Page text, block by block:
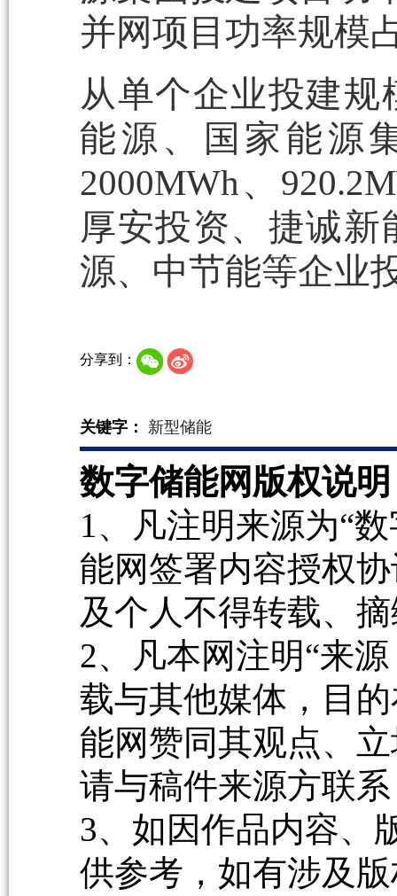
并网项目功率规模
从单个企业投建
能源、国家能源
2000MWh、
厚安投资、捷诚
源、中节能等企业
分享到：
关键字： 新型储能
数字储能网版权说
1、凡注明来源为“
能网签署内容授权
及个人不得转载、
2、凡本网注明“来
载与其他媒体，目
能网赞同其观点、
请与稿件来源方联
3、如因作品内容、
供参考，如有涉及